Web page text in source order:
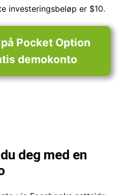
investeringsbeløp er $10.
Pocket Option
demokonto
deg med en